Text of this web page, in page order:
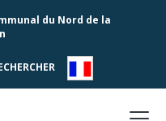
du Nord de la